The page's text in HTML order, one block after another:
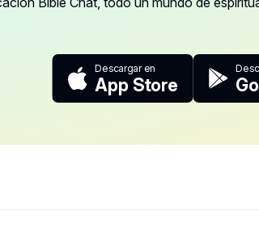
Descargar en
App Store